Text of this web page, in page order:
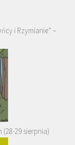
i Rzymianie” –
29 sierpnia)